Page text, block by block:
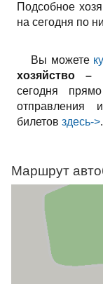
Подсобное
на сегодня по
Вы можете
хозяйство –
сегодня
отправления
билетов здесь->.
Маршрут